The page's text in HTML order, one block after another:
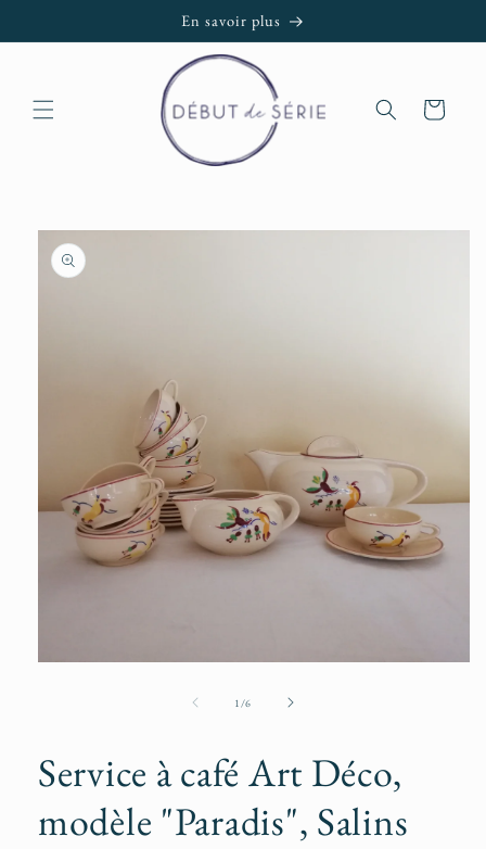
En savoir plus
Panier
Passer aux
informations
produits
fenêtre
modale
1/de
6
Service à café Art Déco,
modèle "Paradis", Salins